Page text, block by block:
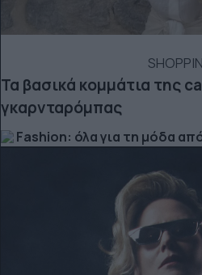
Τα βασικά κομμάτια της
γκαρνταρόμπας
Fashion: όλα για τη μόδα